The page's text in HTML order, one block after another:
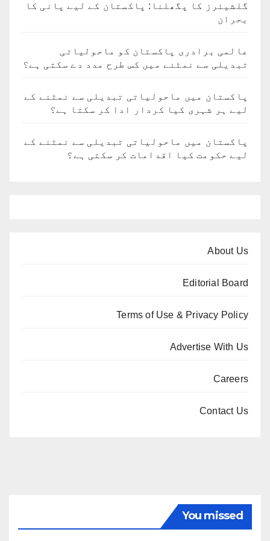
گلشیئرز کا پگھلنا: پاکستان کے لیے پانی کا
بحران
عالمی برادری پاکستان کو ماحولیاتی
تبدیلی سے نمٹنے میں کس طرح مدد دے سکتی ہے؟
پاکستان میں ماحولیاتی تبدیلی سے نمٹنے کے
لیے ہر شہری کیا کردار ادا کر سکتا ہے؟
پاکستان میں ماحولیاتی تبدیلی سے نمٹنے کے
لیے حکومت کیا اقدامات کر سکتی ہے؟
About Us
Editorial Board
Terms of Use & Privacy Policy
Advertise With Us
Careers
Contact Us
You missed